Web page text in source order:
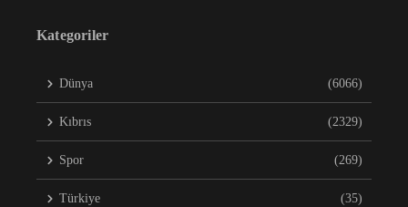
Kategoriler
Dünya (6066)
Kıbrıs (2329)
Spor (269)
Türkiye (35)